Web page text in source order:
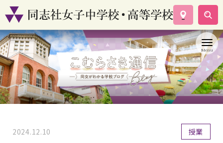
学校案内
コース紹介
学校生活
入試情報
資料請求
2024.12.10 授業